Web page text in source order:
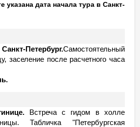
указана дата начала тура в Санкт-
Петербург.Самостоятельный
заселение после расчетного часа
Встреча с гидом в холле
Табличка "Петербургская